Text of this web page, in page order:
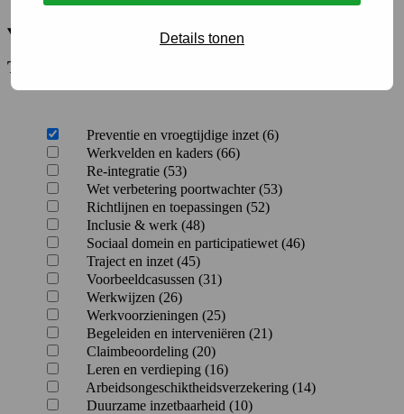
Details tonen
Thema
Preventie en vroegtijdige inzet (6)
Werkvelden en kaders (66)
Re-integratie (53)
Wet verbetering poortwachter (53)
Richtlijnen en toepassingen (52)
Inclusie & werk (48)
Sociaal domein en participatiewet (46)
Traject en inzet (45)
Voorbeeldcasussen (31)
Werkwijzen (26)
Werkvoorzieningen (25)
Begeleiden en interveniëren (21)
Claimbeoordeling (20)
Leren en verdieping (16)
Arbeidsongeschiktheidsverzekering (14)
Duurzame inzetbaarheid (10)